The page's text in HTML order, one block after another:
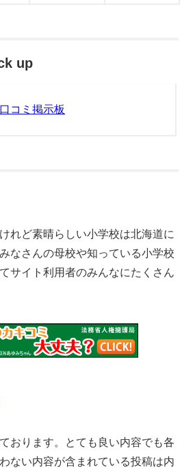
up
コミ掲示板
れど素晴らしい小学校は北海道に
なさんの母校や知っている小学校
サイト利用者のみんなにたくさん
おります。とても良い内容でも各
ない内容が含まれている投稿は内